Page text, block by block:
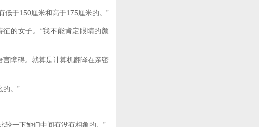
于150厘米和高于175厘米的。”
的女子。“我不能肯定眼睛的颜
障碍。就算是计算机翻译在亲密
的。”
一下她们中间有没有相象的。”